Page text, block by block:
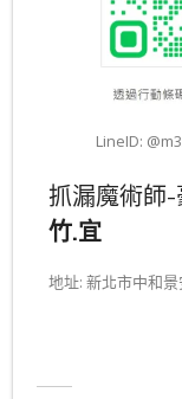
LineID:
抓漏魔術師-
竹.宜
地址: 新北市中和